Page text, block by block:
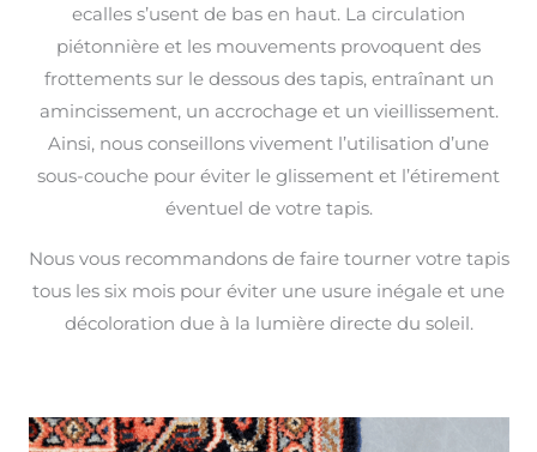
ecalles s’usent de bas en haut. La circulation
piétonnière et les mouvements provoquent des
frottements sur le dessous des tapis, entraînant un
amincissement, un accrochage et un vieillissement.
Ainsi, nous conseillons vivement l’utilisation d’une
sous-couche pour éviter le glissement et l’étirement
éventuel de votre tapis.
Nous vous recommandons de faire tourner votre tapis
tous les six mois pour éviter une usure inégale et une
décoloration due à la lumière directe du soleil.